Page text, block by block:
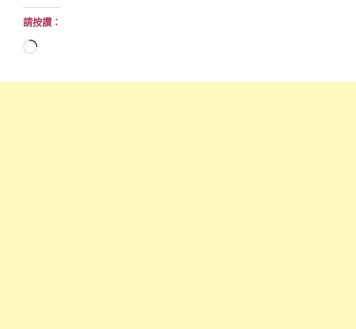
請按讚：
正